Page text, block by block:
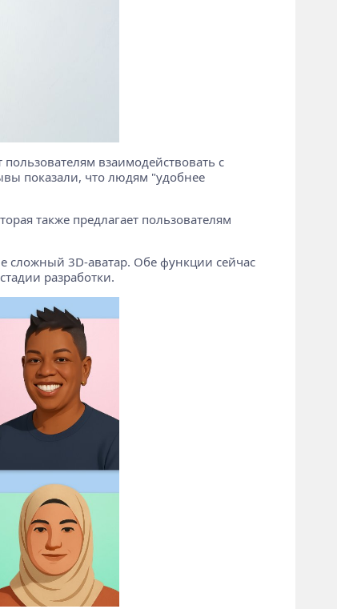
взаимодействовать с
показали, что людям "удобнее
также предлагает пользователям
сложный 3D-аватар. Обе функции сейчас
разработки.